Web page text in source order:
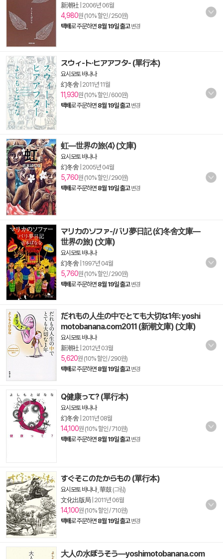
新潮社 2006년 06월
4,980원 (10% 할인 / 250원)
택배로 주문하면 8월 19일 출고 변경
スウィ-ト·ヒアアフタ- (單行本)
요시모토 바나나
幻冬舍 2011년 11월
11,930원 (10% 할인 / 600원)
택배로 주문하면 8월 19일 출고 변경
虹―世界の旅〈4〉 (文庫)
요시모토 바나나
幻冬舍 2005년 04월
5,760원 (10% 할인 / 290원)
택배로 주문하면 8월 19일 출고 변경
マリカのソファ-/バリ夢日記 (幻冬舍文庫―
世界の旅) (文庫)
요시모토 바나나
幻冬舍 1997년 04월
5,760원 (10% 할인 / 290원)
택배로 주문하면 8월 19일 출고 변경
だれもの人生の中でとても大切な1年: yoshi
motobanana.com2011 (新潮文庫) (文庫)
요시모토 바나나
新潮社 2012년 03월
5,620원 (10% 할인 / 290원)
택배로 주문하면 8월 19일 출고 변경
Q健康って? (單行本)
요시모토 바나나
幻冬舍 2011년 08월
14,100원 (10% 할인 / 710원)
택배로 주문하면 8월 19일 출고 변경
すぐそこのたからもの (單行本)
요시모토 바나나, 華鼓(그림)
文化出版局 2011년 06월
14,100원 (10% 할인 / 710원)
택배로 주문하면 8월 19일 출고 변경
大人の水ぼうそう―yoshimotobanana.com